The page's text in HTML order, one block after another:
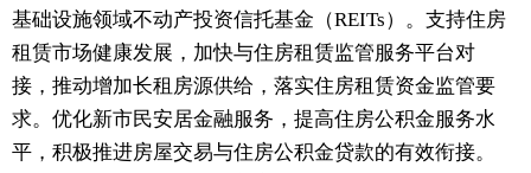
基础设施领域不动产投资信托基金（REITs）。支持住房
租赁市场健康发展，加快与住房租赁监管服务平台对
接，推动增加长租房源供给，落实住房租赁资金监管要
求。优化新市民安居金融服务，提高住房公积金服务水
平，积极推进房屋交易与住房公积金贷款的有效衔接。